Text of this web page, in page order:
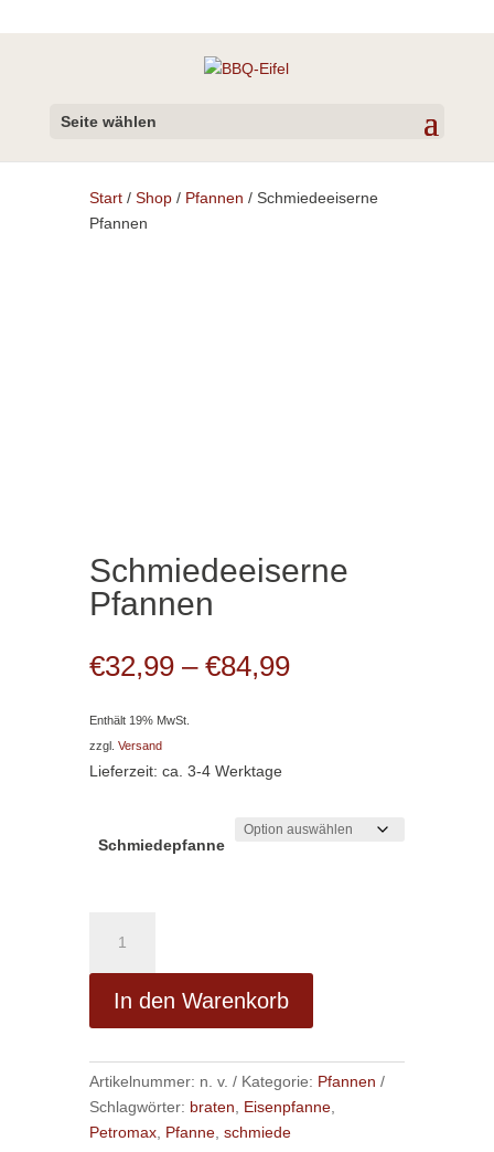
Seite wählen
Start/ Shop/ Pfannen / Schmiedeeiserne
Pfannen
Schmiedeeiserne
Pfannen
€32,99 – €84,99Preisspanne:
Enthält 19% MwSt.
zzgl. Versand
Lieferzeit: ca. 3-4 Werktage
Schmiedepfanne
Pfannen
Menge
In den Warenkorb
l
t
e
r
Artikelnummer: n. v. Kategorie: Pfannen
Schlagwörter: braten Eisenpfanne,
Petromax, Pfanne, schmiede